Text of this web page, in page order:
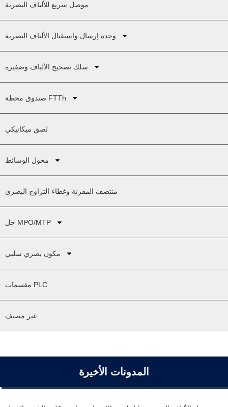
موصل سريع للألياف البصرية
وحدة إرسال واستقبال الألياف البصرية
سلك تصحيح الألياف وضفيرة
صندوق محطة FTTh
لصق ميكانيكي
محول الوسائط
منتصف المقرنة وغطاء التزاوج البصري
حل MPO/MTP
مكون بصري سلبي
مقسمات PLC
غير مصنف
المدونات الأخيرة